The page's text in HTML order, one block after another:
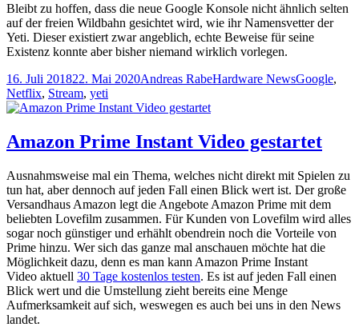
Bleibt zu hoffen, dass die neue Google Konsole nicht ähnlich selten
auf der freien Wildbahn gesichtet wird, wie ihr Namensvetter der
Yeti. Dieser existiert zwar angeblich, echte Beweise für seine
Existenz konnte aber bisher niemand wirklich vorlegen.
Veröffentlicht
am
16. Juli 201822. Mai 2020Autor
Andreas RabeKategorien
Hardware NewsGoogle,
Netflix, Stream, yeti
Amazon Prime Instant Video gestartet
Ausnahmsweise mal ein Thema, welches nicht direkt mit Spielen zu
tun hat, aber dennoch auf jeden Fall einen Blick wert ist. Der große
Versandhaus Amazon legt die Angebote Amazon Prime mit dem
beliebten Lovefilm zusammen. Für Kunden von Lovefilm wird alles
sogar noch günstiger und erhählt obendrein noch die Vorteile von
Prime hinzu. Wer sich das ganze mal anschauen möchte hat die
Möglichkeit dazu, denn es man kann Amazon Prime Instant
Video aktuell 30 Tage kostenlos testen. Es ist auf jeden Fall einen
Blick wert und die Umstellung zieht bereits eine Menge
Aufmerksamkeit auf sich, weswegen es auch bei uns in den News
landet.